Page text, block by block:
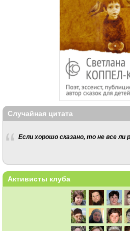
Случайная цитата
Если хорошо сказано, то не все ли
Активисты клуба